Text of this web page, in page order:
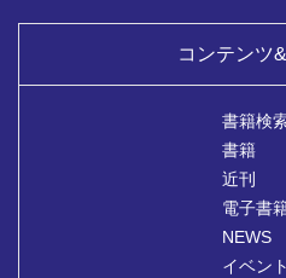
コンテンツ
書籍検
書籍
近刊
電子書
NEWS
イベント